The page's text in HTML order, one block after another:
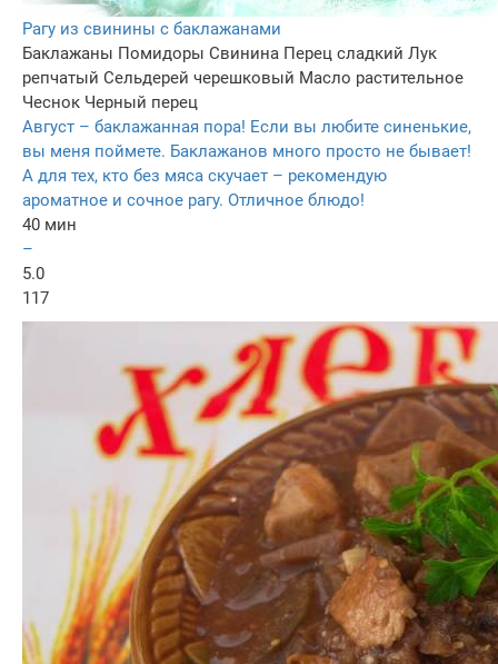
Рагу из свинины с баклажанами
Баклажаны Помидоры Свинина Перец сладкий Лук
репчатый Сельдерей черешковый Масло растительное
Чеснок Черный перец
Август – баклажанная пора! Если вы любите синенькие,
вы меня поймете. Баклажанов много просто не бывает!
А для тех, кто без мяса скучает – рекомендую
ароматное и сочное рагу. Отличное блюдо!
40 мин
–
5.0
117